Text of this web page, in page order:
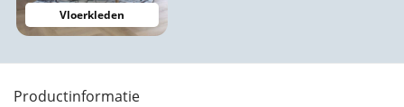
Vloerkleden
Productinformatie